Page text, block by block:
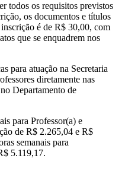
todos os requisitos previstos
os documentos e títulos
é de R$ 30,00, com
que se enquadrem nos
para atuação na Secretaria
diretamente nas
Departamento de
para Professor(a) e
de R$ 2.265,04 e R$
semanais para
5.119,17.